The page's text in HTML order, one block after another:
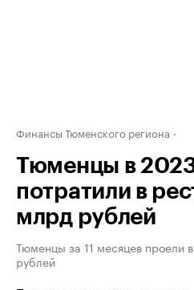
Финансы Тюменского региона
Тюменцы в
потратили в
млрд рублей
Тюменцы за 11 месяцев проели
рублей